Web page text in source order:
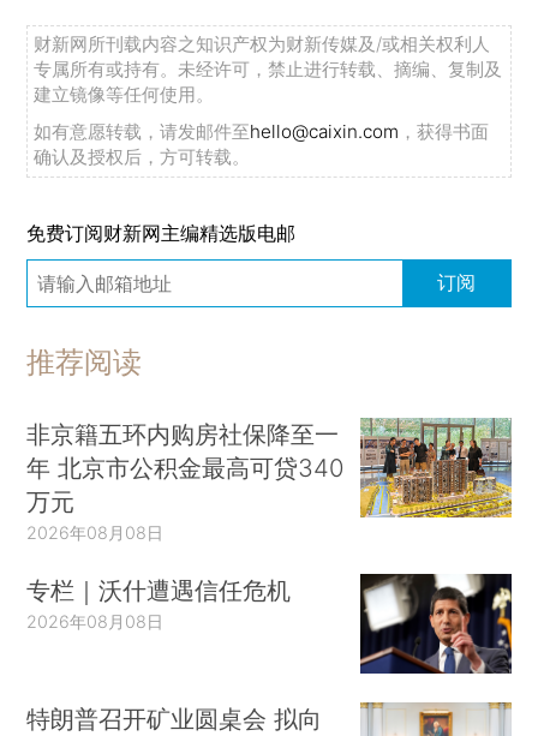
财新网所刊载内容之知识产权为财新传媒及/或相关权利人
专属所有或持有。未经许可，禁止进行转载、摘编、复制及
建立镜像等任何使用。
如有意愿转载，请发邮件至hello@caixin.com ，获得书面
确认及授权后，方可转载。
免费订阅财新网主编精选版电邮
订阅
推荐阅读
非京籍五环内购房社保降至一
年 北京市公积金最高可贷340
万元
2026年08月08日
专栏｜沃什遭遇信任危机
2026年08月08日
特朗普召开矿业圆桌会 拟向